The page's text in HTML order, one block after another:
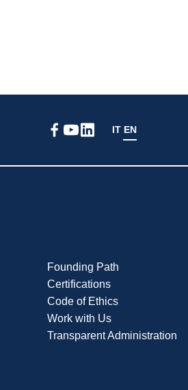
IT EN
Founding Path
Certifications
Code of Ethics
Work with Us
Transparent Administration